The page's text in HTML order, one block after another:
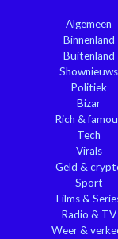
Algemeen
Binnenland
Buitenland
Shownieuws
Politiek
Bizar
Rich &
Tech
Virals
Geld &
Sport
Films &
Radio & TV
Weer &